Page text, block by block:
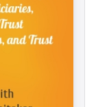
of Wisdom
solutions